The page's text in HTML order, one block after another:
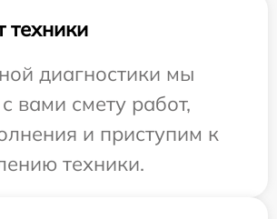
техники
диагностики мы
вами смету работ,
и приступим к
техники.